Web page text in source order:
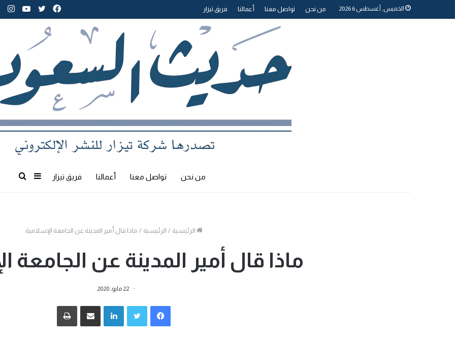
الخميس, أغسطس 6 2026 من نحن تواصل معنا أعمالنا فريق تيزار يوتيوبتويتر
فيسبوك
من نحن تواصل معنا أعمالنا فريق تيزار بحثإضافة
الرئيسية / الرئيسية / ماذا قال أمير المدينة عن الجامعة الإسلامية
ماذا قال أمير المدينة عن الجامعة
22 مايو، 2020
فيسبوكتويتر لينكدإن مشاركة عبر البريد طباعة